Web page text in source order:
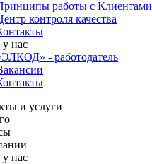
работы с Клиентами
контроля качества
у нас
- работодатель
и услуги
у нас